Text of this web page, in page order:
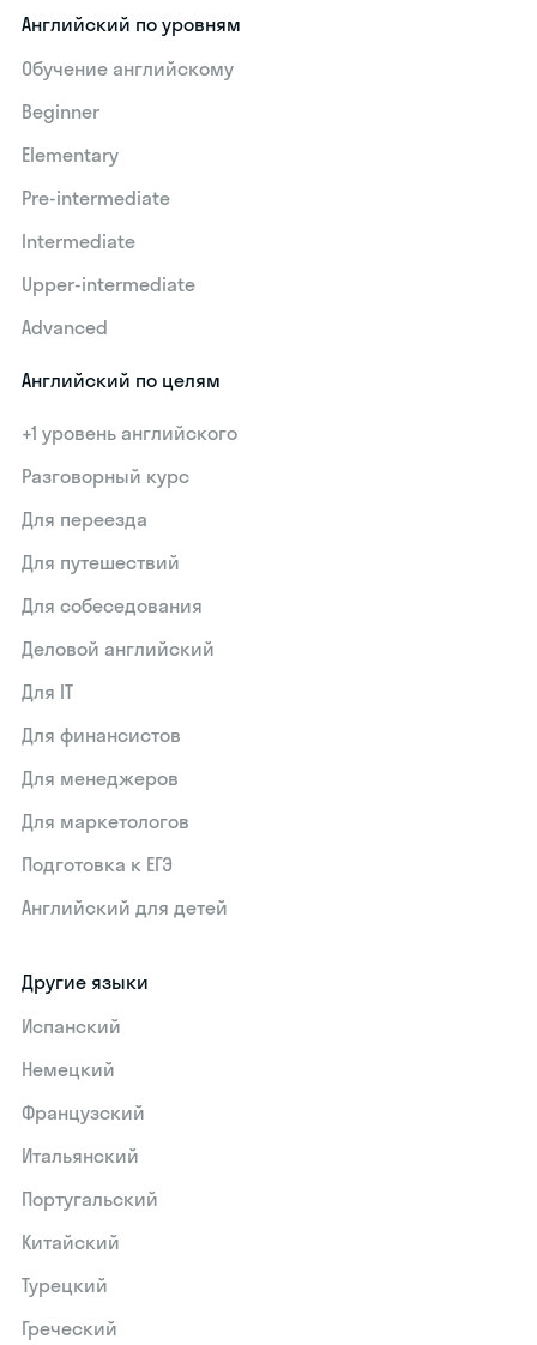
Английский по уровням
Обучение английскому
Beginner
Elementary
Pre-intermediate
Intermediate
Upper-intermediate
Advanced
Английский по целям
+1 уровень английского
Разговорный курс
Для переезда
Для путешествий
Для собеседования
Деловой английский
Для IT
Для финансистов
Для менеджеров
Для маркетологов
Подготовка к ЕГЭ
Английский для детей
Другие языки
Испанский
Немецкий
Французский
Итальянский
Португальский
Китайский
Турецкий
Греческий